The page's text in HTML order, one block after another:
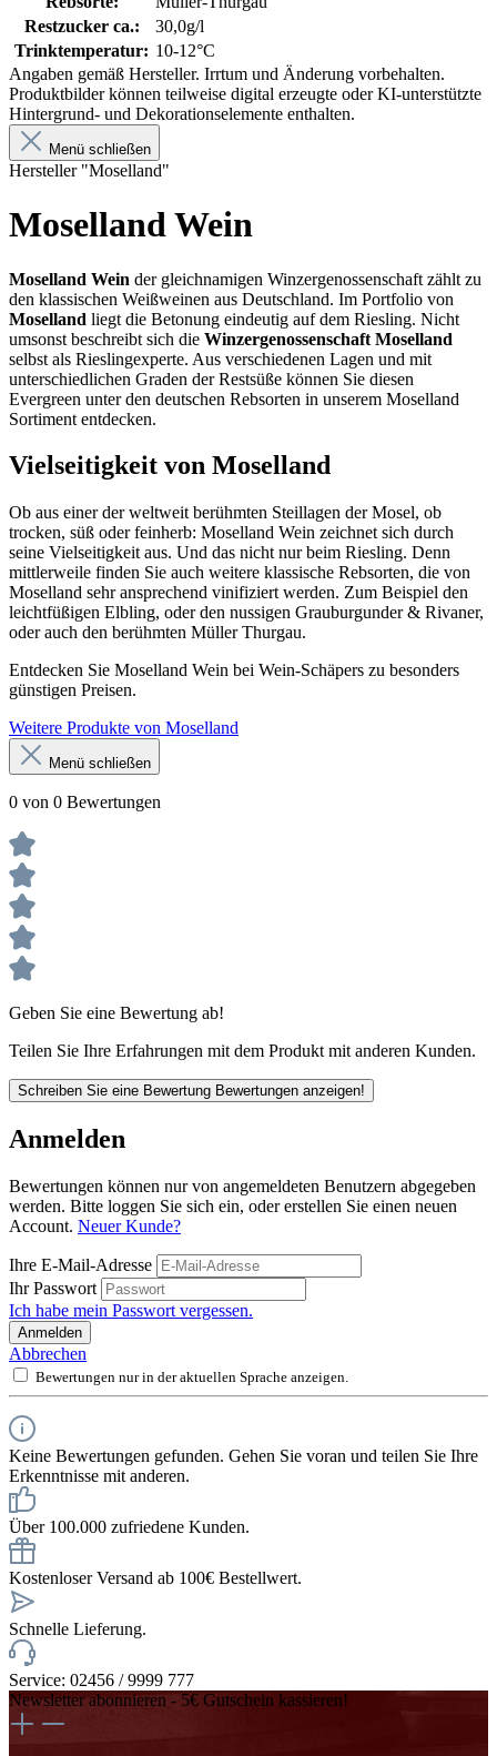
Restzucker ca.:
30,0g/l
Trinktemperatur: 10-12°C
Angaben gemäß Hersteller. Irrtum und Änderung vorbehalten.
Produktbilder können teilweise digital erzeugte oder KI-unterstützte
Hintergrund- und Dekorationselemente enthalten.
Menü schließen
Hersteller "Moselland"
Moselland Wein
Moselland Wein der gleichnamigen Winzergenossenschaft zählt zu
den klassischen Weißweinen aus Deutschland. Im Portfolio von
Moselland liegt die Betonung eindeutig auf dem Riesling. Nicht
umsonst beschreibt sich die Winzergenossenschaft Moselland
selbst als Rieslingexperte. Aus verschiedenen Lagen und mit
unterschiedlichen Graden der Restsüße können Sie diesen
Evergreen unter den deutschen Rebsorten in unserem Moselland
Sortiment entdecken.
Vielseitigkeit von Moselland
Ob aus einer der weltweit berühmten Steillagen der Mosel, ob
trocken, süß oder feinherb: Moselland Wein zeichnet sich durch
seine Vielseitigkeit aus. Und das nicht nur beim Riesling. Denn
mittlerweile finden Sie auch weitere klassische Rebsorten, die von
Moselland sehr ansprechend vinifiziert werden. Zum Beispiel den
leichtfüßigen Elbling, oder den nussigen Grauburgunder & Rivaner,
oder auch den berühmten Müller Thurgau.
Entdecken Sie Moselland Wein bei Wein-Schäpers zu besonders
günstigen Preisen.
Weitere Produkte von Moselland
Menü schließen
0 von 0 Bewertungen
Geben Sie eine Bewertung ab!
Teilen Sie Ihre Erfahrungen mit dem Produkt mit anderen Kunden.
Schreiben Sie eine Bewertung Bewertungen anzeigen!
Anmelden
Bewertungen können nur von angemeldeten Benutzern abgegeben
werden. Bitte loggen Sie sich ein, oder erstellen Sie einen neuen
Account. Neuer Kunde?
Ihre E-Mail-Adresse
Ihr Passwort
Ich habe mein Passwort vergessen.
Anmelden
Abbrechen
Bewertungen nur in der aktuellen Sprache anzeigen.
Keine Bewertungen gefunden. Gehen Sie voran und teilen Sie Ihre
Erkenntnisse mit anderen.
Über 100.000 zufriedene Kunden.
Kostenloser Versand ab 100€ Bestellwert.
Schnelle Lieferung.
Service: 02456 / 9999 777
Newsletter abonnieren - 5€ Gutschein kassieren!